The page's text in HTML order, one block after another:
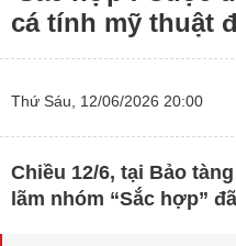
cá tính mỹ thuật
Thứ Sáu, 12/06/2026 20:00
Chiều 12/6, tại Bảo
lãm nhóm “Sắc hợp”